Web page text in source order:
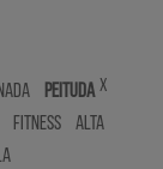
Peituda x
Fitness
Alta